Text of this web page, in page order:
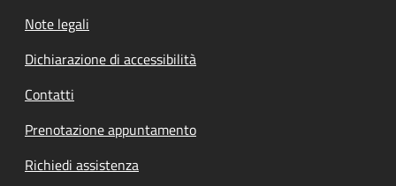
Note legali
Dichiarazione di accessibilità
Contatti
Prenotazione appuntamento
Richiedi assistenza